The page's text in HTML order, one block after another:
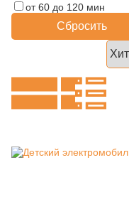
от 60 до 120 мин
Сбросить